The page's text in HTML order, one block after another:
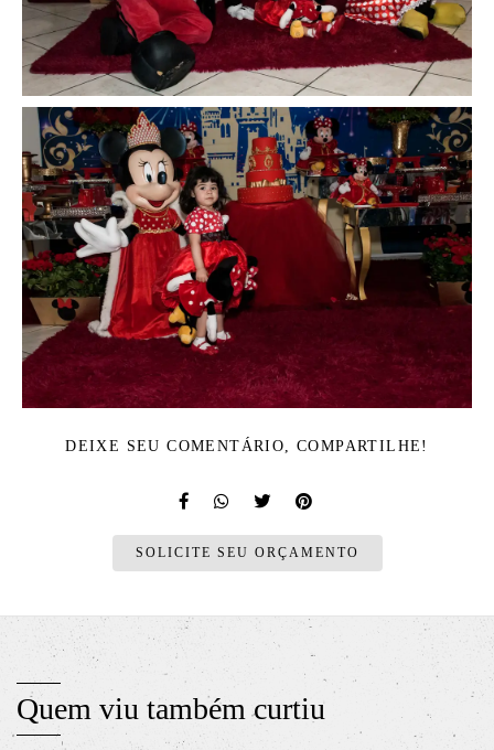
DEIXE SEU COMENTÁRIO, COMPARTILHE!
SOLICITE SEU ORÇAMENTO
Quem viu também curtiu